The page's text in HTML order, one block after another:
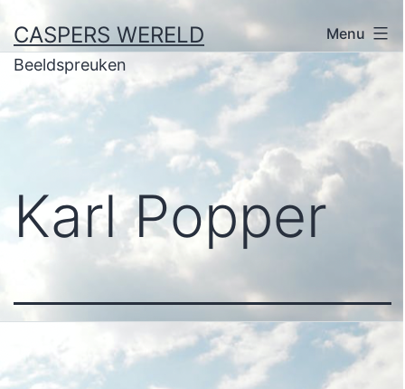
naar
de
inhoud
CASPERS WERELD
Beeldspreuken
Menu
Karl Popper